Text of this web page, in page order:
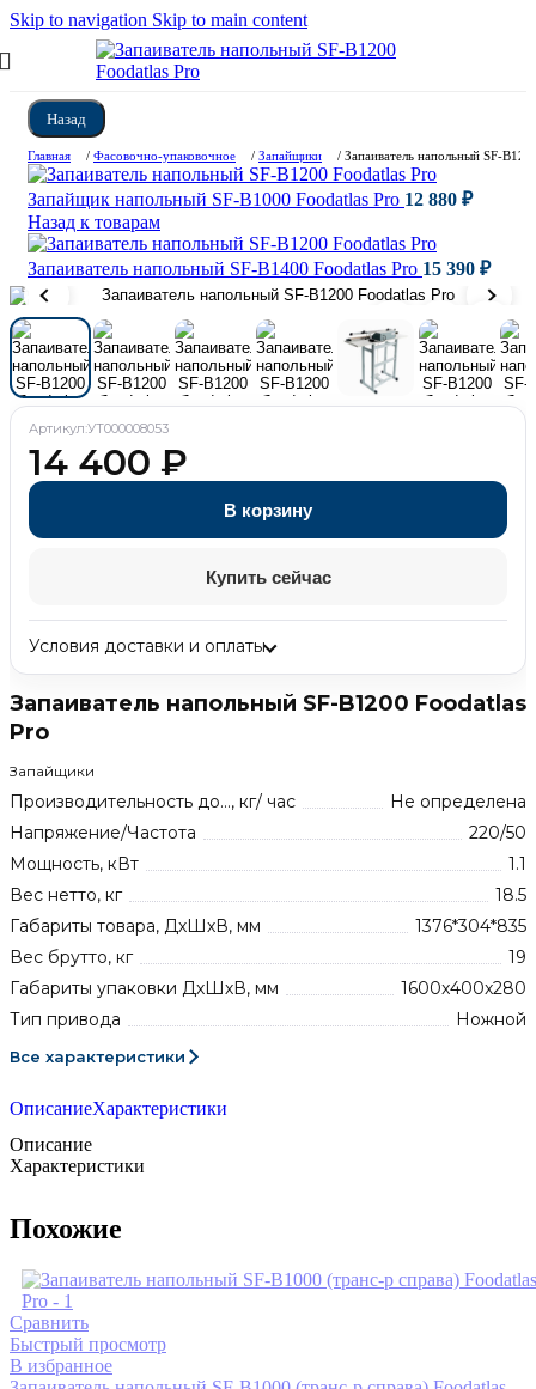
Skip to navigation Skip to main content
Назад
Главная / Фасовочно-упаковочное / Запайщики / Запаиватель напольный SF-
Запайщик напольный SF-B1000 Foodatlas Pro 12 880 ₽
Назад к товарам
Запаиватель напольный SF-B1400 Foodatlas Pro 15 390 ₽
Запаиватель напольный SF-B1200 Foodatlas
Pro
Запайщики
Производительность до..., кг/ час
Не определена
Напряжение/Частота
220/50
Мощность, кВт
1.1
Вес нетто, кг
18.5
Габариты товара, ДхШхВ, мм
1376*304*835
Вес брутто, кг
19
Габариты упаковки ДхШхВ, мм
1600x400x280
Тип привода
Ножной
Все характеристики
Артикул:УТ000008053
14 400 ₽
В корзину
Купить сейчас
Условия доставки и оплаты
ОписаниеХарактеристики
Описание
Характеристики
Похожие
Сравнить
Быстрый просмотр
В избранное